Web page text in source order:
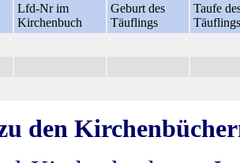
Lfd-Nr im
Kirchenbuch
Geburt des
Täuflings
Taufe
Täuflings
den